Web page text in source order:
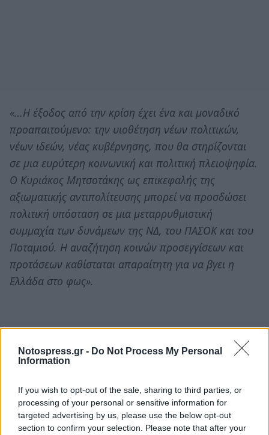
Notospress.gr - Do Not Process My Personal
Information
If you wish to opt-out of the sale, sharing to third parties, or
processing of your personal or sensitive information for
targeted advertising by us, please use the below opt-out
section to confirm your selection. Please note that after your
«…Η έξοδος από την κρίση έχει ένα και μοναδικό
προαπαιτούμενο: την υιοθέτηση νέων πολιτικών,
νέων ιδεών, νέας κυβέρνησης, που θα στηρίζονται
σε μια ευρύτερη κοινωνική και πολιτική πλειοψηφία.
Ο Κυριάκος Μητσοτάκης ως επικεφαλής της
αξιωματικής αντιπολίτευσης μπορεί να προσδώσει
πολιτική υπόσταση σε μια μεταρρυθμιστική
συμμαχία των δυνάμεων της ΝΔ, του ΠΑΣΟΚ και του
Ποταμιού. Η αναζήτηση κοινών προσεγγίσεων και
προτάσεων καθίσταται απαραίτητη για να βγει η
Ελλάδα στο φως».